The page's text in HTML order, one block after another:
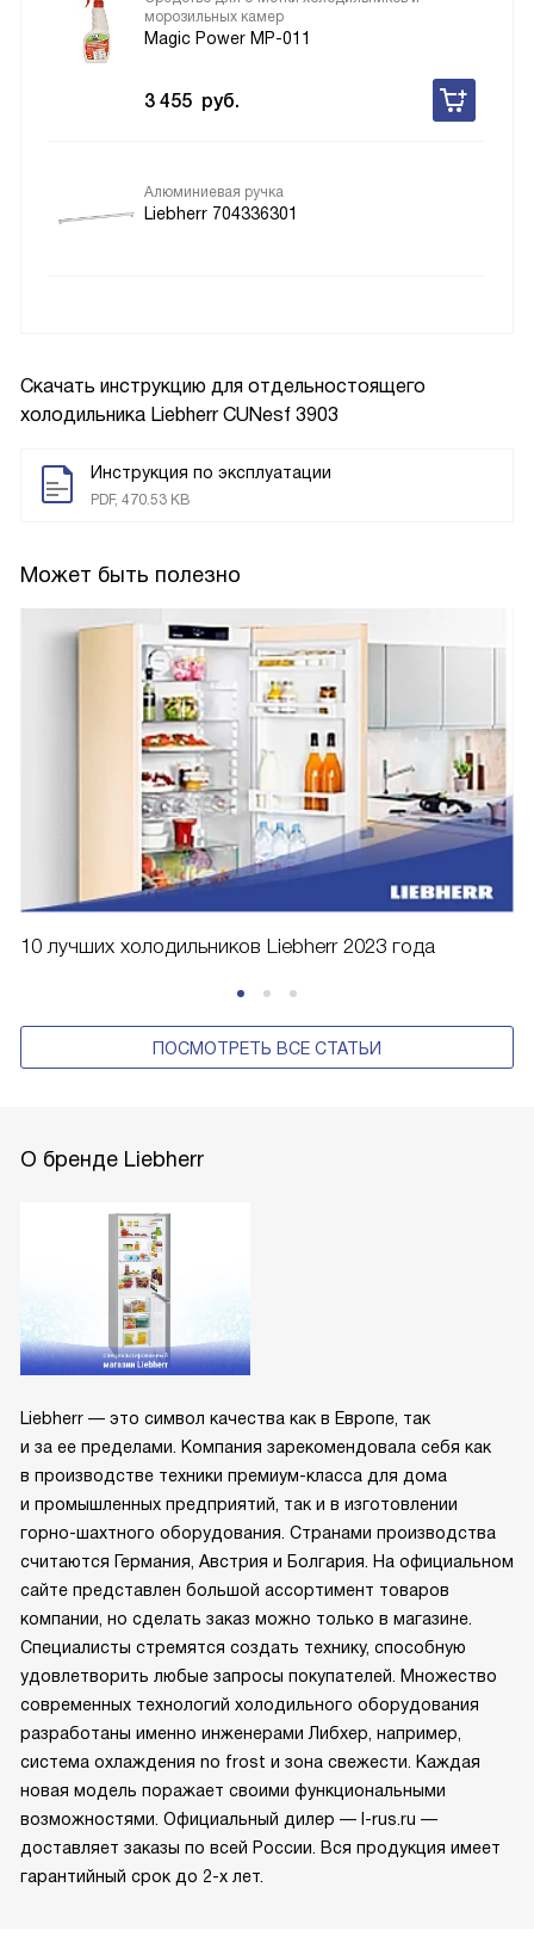
Скачать инструкцию для отдельностоящего
холодильника Liebherr CUNesf 3903
Инструкция по эксплуатации
PDF, 470.53 KB
Может быть полезно
10 лучших холодильников Liebherr 2023 года
ПОСМОТРЕТЬ ВСЕ СТАТЬИ
морозильных камер
Magic Power MP-011
3 455 руб.
Алюминиевая ручка
Liebherr 704336301
О бренде Liebherr
Liebherr — это символ качества как в Европе, так
и за ее пределами. Компания зарекомендовала себя как
в производстве техники премиум-класса для дома
и промышленных предприятий, так и в изготовлении
горно-шахтного оборудования. Странами производства
считаются Германия, Австрия и Болгария. На официальном
сайте представлен большой ассортимент товаров
компании, но сделать заказ можно только в магазине.
Специалисты стремятся создать технику, способную
удовлетворить любые запросы покупателей. Множество
современных технологий холодильного оборудования
разработаны именно инженерами Либхер, например,
система охлаждения no frost и зона свежести. Каждая
новая модель поражает своими функциональными
возможностями. Официальный дилер — l-rus.ru —
доставляет заказы по всей России. Вся продукция имеет
гарантийный срок до 2-х лет.